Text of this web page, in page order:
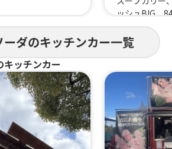
ッシュBIG、
り、各種ドリ
デー、クリ
焼肉DON、
ーダのキッチンカー一覧
キッチンカー